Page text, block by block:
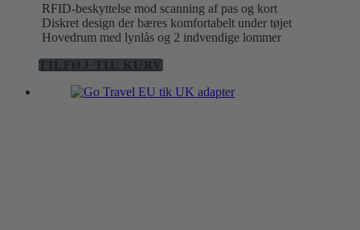
RFID-beskyttelse mod scanning af pas og kort
Diskret design der bæres komfortabelt under tøjet
Hovedrum med lynlås og 2 indvendige lommer
TILFØJ TIL KURV